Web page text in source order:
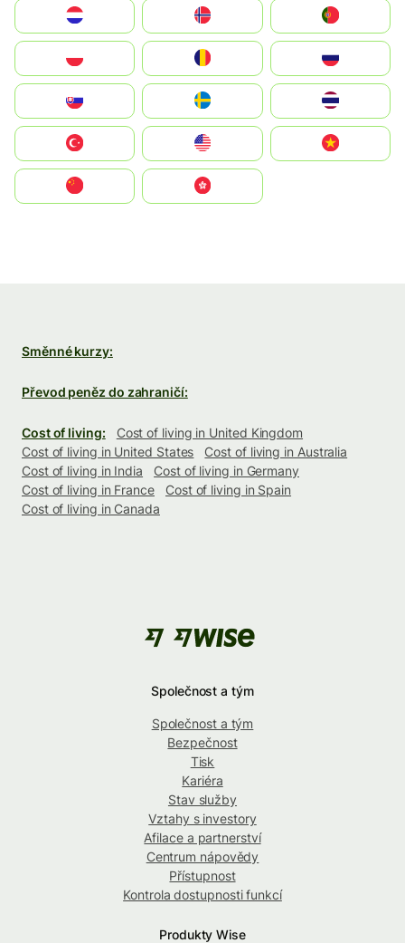
United States
中國香港特別行政區
Směnné kurzy:
Převod peněz do zahraničí:
Cost of living:
Cost of living in United Kingdom
Cost of living in United States
Cost of living in Australia
Cost of living in India
Cost of living in Germany
Cost of living in France
Cost of living in Spain
Cost of living in Canada
Společnost a tým
Společnost a tým
Bezpečnost
Tisk
Kariéra
Stav služby
Vztahy s investory
Afilace a partnerství
Centrum nápovědy
Přístupnost
Kontrola dostupnosti funkcí
Produkty Wise